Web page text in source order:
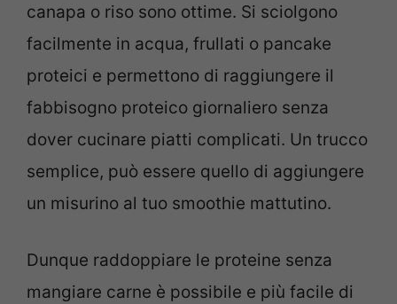
canapa o riso sono ottime. Si sciolgono
facilmente in acqua, frullati o pancake
proteici e permettono di raggiungere il
fabbisogno proteico giornaliero senza
dover cucinare piatti complicati. Un trucco
semplice, può essere quello di aggiungere
un misurino al tuo smoothie mattutino.
Dunque raddoppiare le proteine senza
mangiare carne è possibile e più facile di